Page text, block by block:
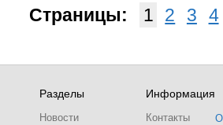
Страницы:
1 2 3 4
Разделы
Новости
Информация
Контакты
О